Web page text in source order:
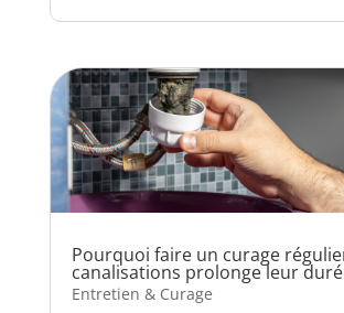
Pourquoi faire un curage
canalisations prolonge leur
Entretien & Curage